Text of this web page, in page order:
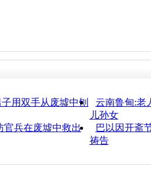
用双手从废墟中刨
云南鲁甸:老
儿孙女
官兵在废墟中救出
巴以因开斋
祷告